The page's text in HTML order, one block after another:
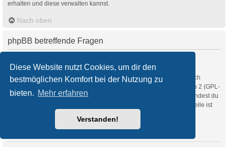
Diese Website nutzt Cookies, um dir den
bestmöglichen Komfort bei der Nutzung zu
bieten. Mehr erfahren
Verstanden!
erhalten und diese verwalten kannst.
Nach oben
phpBB betreffende Fragen
Diese Software (in ihrer unmodifizierten Fassung) wurde von
phpBB Limited
entwickelt und veröffentlicht. Sie ist urheberrechtlich
geschützt. Sie wurde unter der GNU General Public License, Version 2 (GPL-
2.0) veröffentlicht und kann frei vertrieben werden. Weitere Details findest du
. Eine deutschsprachige Anlaufstelle ist